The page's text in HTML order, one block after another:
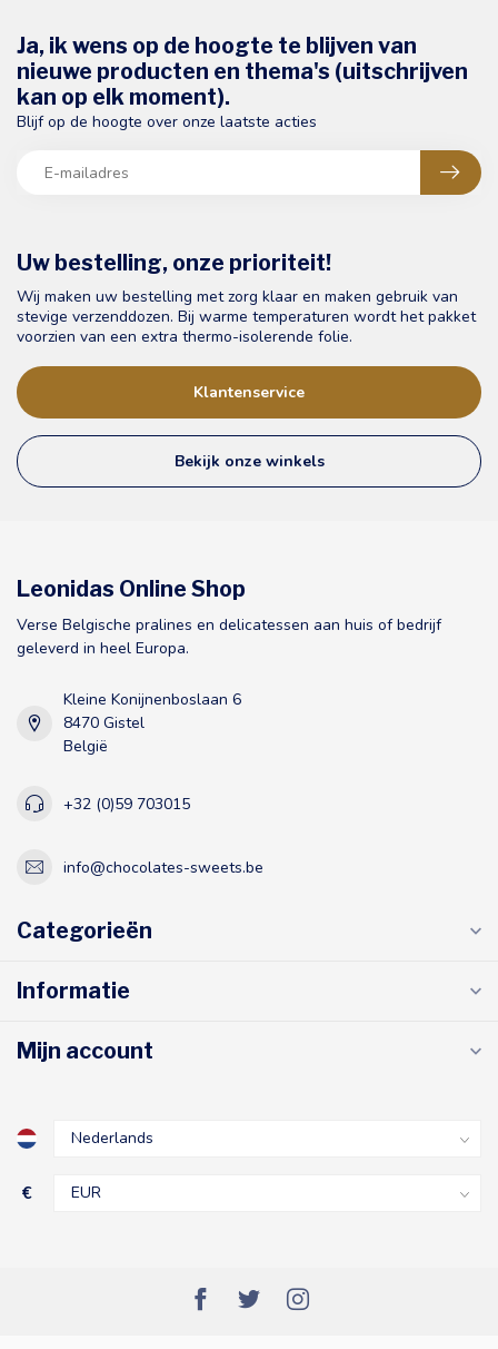
Uw bestelling, onze prioriteit!
Wij maken uw bestelling met zorg klaar en maken gebruik van
stevige verzenddozen. Bij warme temperaturen wordt het pakket
voorzien van een extra thermo-isolerende folie.
Klantenservice
Bekijk onze winkels
Ja, ik wens op de hoogte te blijven van
nieuwe producten en thema's (uitschrijven
kan op elk moment).
Blijf op de hoogte over onze laatste acties
Leonidas Online Shop
Verse Belgische pralines en delicatessen aan huis of bedrijf
geleverd in heel Europa.
Kleine Konijnenboslaan 6
8470 Gistel
België
+32 (0)59 703015
info@chocolates-sweets.be
Categorieën
Informatie
Mijn account
€